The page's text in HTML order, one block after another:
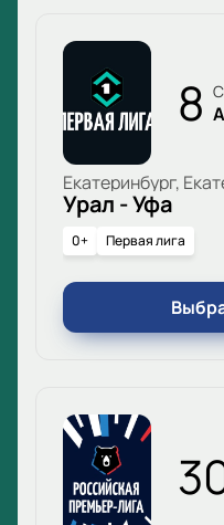
8
Екатеринбург,
Урал - Уфа
0+ Первая лига